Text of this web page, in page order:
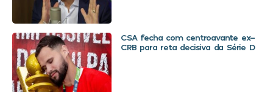
CSA fecha com centroavante ex-
CRB para reta decisiva da Série D